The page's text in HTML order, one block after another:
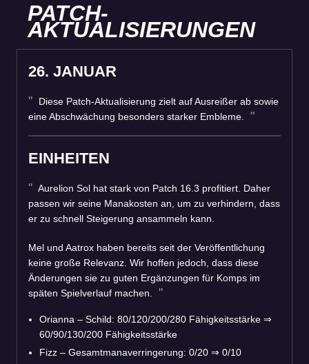
PATCH-
AKTUALISIERUNGEN
26. JANUAR
Diese Patch-Aktualisierung zielt auf Ausreißer ab sowie
eine Abschwächung besonders starker Embleme.
EINHEITEN
Aurelion Sol hat stark von Patch 16.3 profitiert. Daher
passen wir seine Manakosten an, um zu verhindern, dass
er zu schnell Steigerung ansammeln kann.
Mel und Aatrox haben bereits seit der Veröffentlichung
keine große Relevanz. Wir hoffen jedoch, dass diese
Änderungen sie zu guten Ergänzungen für Komps im
späten Spielverlauf machen.
Orianna – Schild: 80/120/200/280 Fähigkeitsstärke ⇒
60/90/130/200 Fähigkeitsstärke
Fizz – Gesamtmanaverringerung: 0/20 ⇒ 0/10